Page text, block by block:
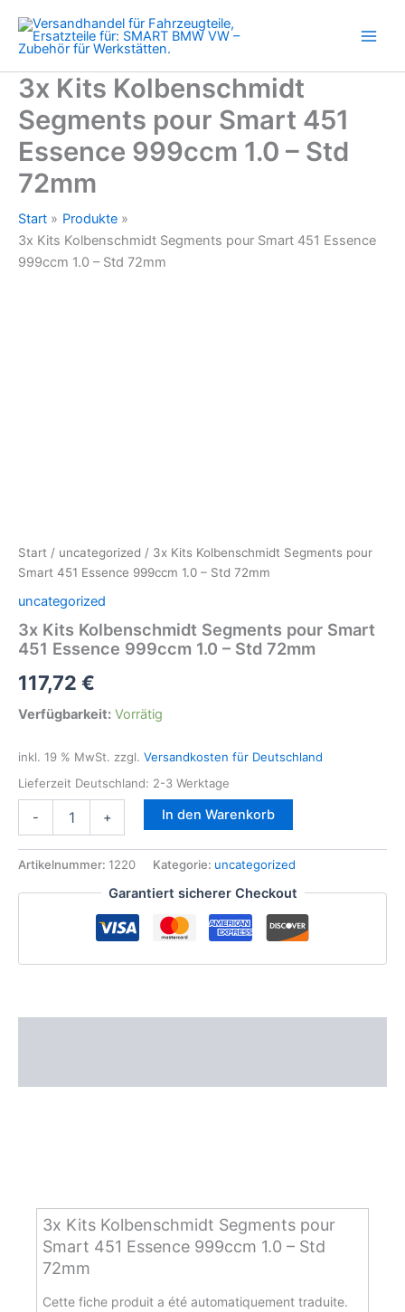
Inhalt
springen
3x Kits Kolbenschmidt
Segments pour Smart 451
Essence 999ccm 1.0 – Std
72mm
Start
Produkte
3x Kits Kolbenschmidt Segments pour Smart 451 Essence
999ccm 1.0 – Std 72mm
Start / uncategorized / 3x Kits Kolbenschmidt Segments pour
Smart 451 Essence 999ccm 1.0 – Std 72mm
uncategorized
3x Kits Kolbenschmidt Segments pour Smart
451 Essence 999ccm 1.0 – Std 72mm
117,72 €
Verfügbarkeit: Vorrätig
inkl. 19 % MwSt. zzgl. Versandkosten für Deutschland
Lieferzeit Deutschland: 2-3 Werktage
-
Segments
Smart
1.0
+ In den Warenkorb
Artikelnummer: 1220 Kategorie: uncategorized
Garantiert sicherer Checkout
3x Kits Kolbenschmidt Segments pour
Smart 451 Essence 999ccm 1.0 – Std
72mm
Cette fiche produit a été automatiquement traduite.
451
Essence
999ccm
1.0
-
Std
72mm
Menge